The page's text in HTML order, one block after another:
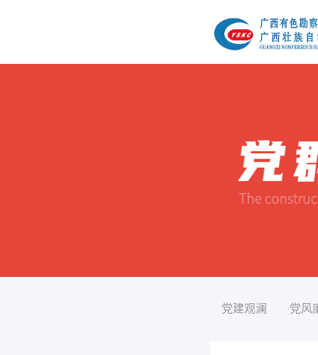
党建观澜 党风